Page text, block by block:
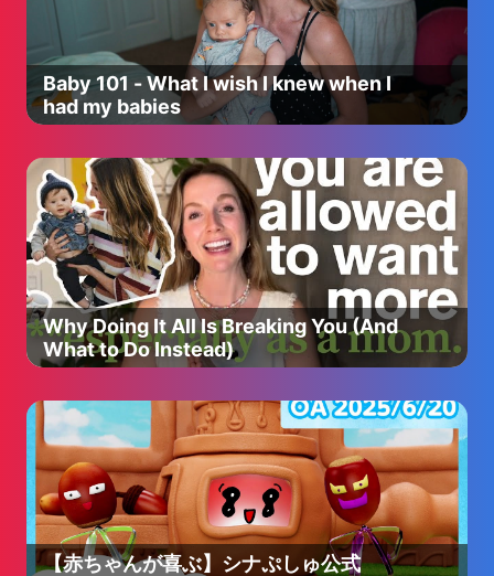
Baby 101 - What I wish I knew when I
had my babies
Why Doing It All Is Breaking You (And
What to Do Instead)
【赤ちゃんが喜ぶ】シナぷしゅ公式